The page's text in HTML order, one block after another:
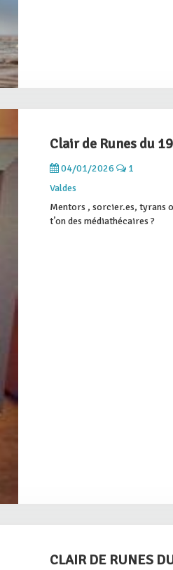
Clair de Runes du
04/01/2026
1
Valdes
Mentors , sorcier.es, tyrans
t’on des médiathécaires ?
CLAIR DE RUNES